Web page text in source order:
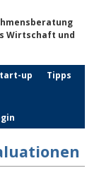
up
Tipps